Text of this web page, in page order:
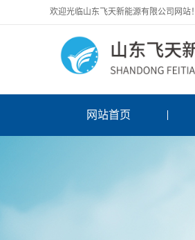
欢迎光临山东飞天新能源有限公司网站！
网站首页